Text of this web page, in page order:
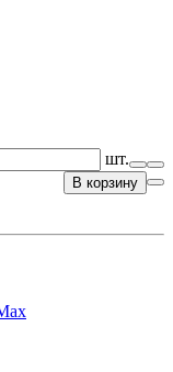
шт.
В корзину